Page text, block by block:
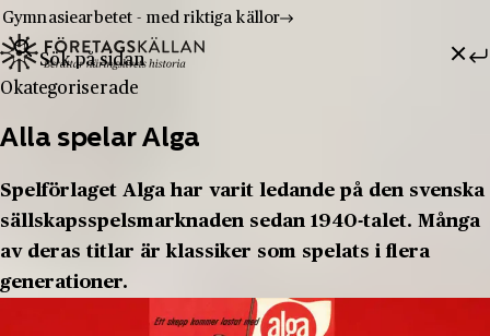
Hoppa till innehåll
Till innehåll
Gymnasiearbetet - med riktiga källor
Sök efter:
Okategoriserade
Alla spelar Alga
Spelförlaget Alga har varit ledande på den svenska
sällskapsspelsmarknaden sedan 1940-talet. Många
av deras titlar är klassiker som spelats i flera
generationer.